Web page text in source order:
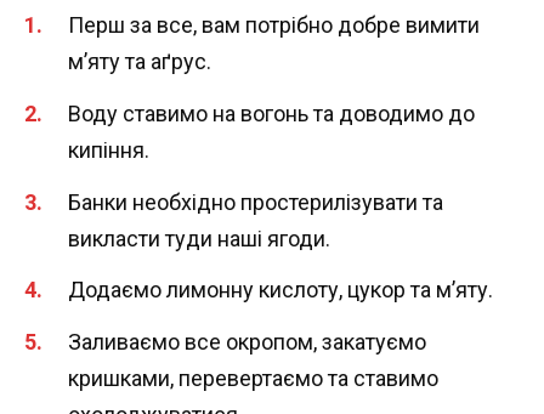
Перш за все, вам потрібно добре вимити
м’яту та аґрус.
Воду ставимо на вогонь та доводимо до
кипіння.
Банки необхідно простерилізувати та
викласти туди наші ягоди.
Додаємо лимонну кислоту, цукор та м’яту.
Заливаємо все окропом, закатуємо
кришками, перевертаємо та ставимо